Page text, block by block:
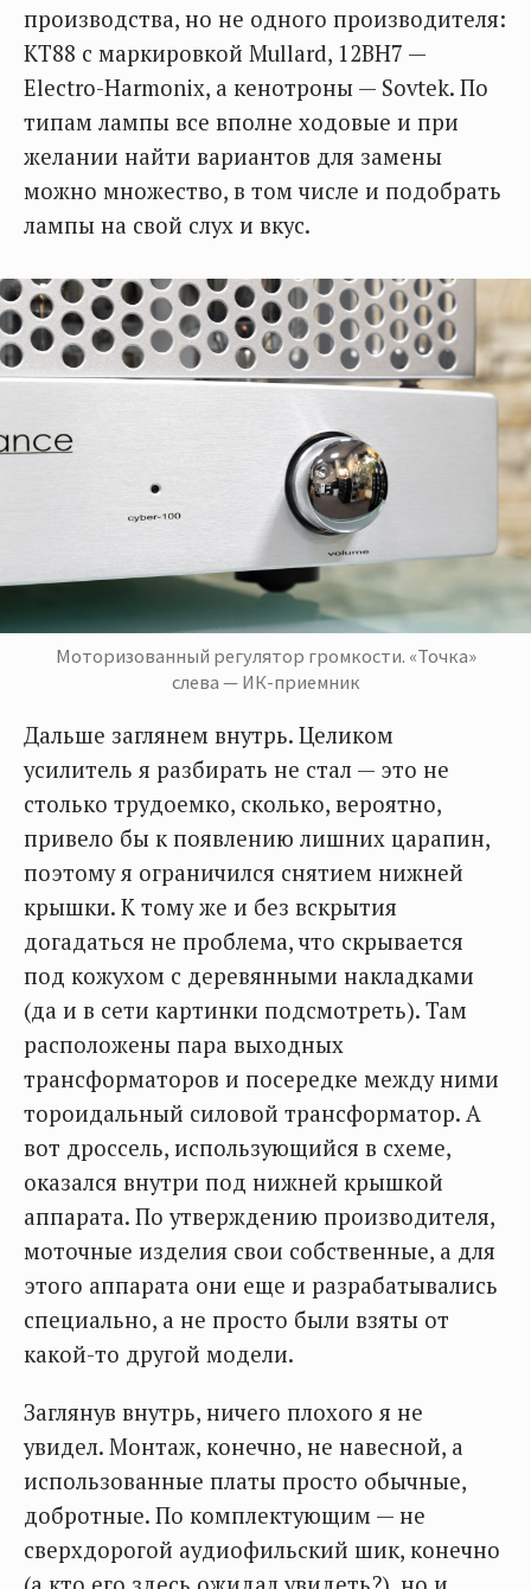
производства, но не одного производителя:
KT88 с маркировкой Mullard, 12BH7 —
Electro-Harmonix, а кенотроны — Sovtek. По
типам лампы все вполне ходовые и при
желании найти вариантов для замены
можно множество, в том числе и подобрать
лампы на свой слух и вкус.
Моторизованный регулятор громкости. «Точка»
слева — ИК-приемник
Дальше заглянем внутрь. Целиком
усилитель я разбирать не стал — это не
столько трудоемко, сколько, вероятно,
привело бы к появлению лишних царапин,
поэтому я ограничился снятием нижней
крышки. К тому же и без вскрытия
догадаться не проблема, что скрывается
под кожухом с деревянными накладками
(да и в сети картинки подсмотреть). Там
расположены пара выходных
трансформаторов и посередке между ними
тороидальный силовой трансформатор. А
вот дроссель, использующийся в схеме,
оказался внутри под нижней крышкой
аппарата. По утверждению производителя,
моточные изделия свои собственные, а для
этого аппарата они еще и разрабатывались
специально, а не просто были взяты от
какой-то другой модели.
Заглянув внутрь, ничего плохого я не
увидел. Монтаж, конечно, не навесной, а
использованные платы просто обычные,
добротные. По комплектующим — не
сверхдорогой аудиофильский шик, конечно